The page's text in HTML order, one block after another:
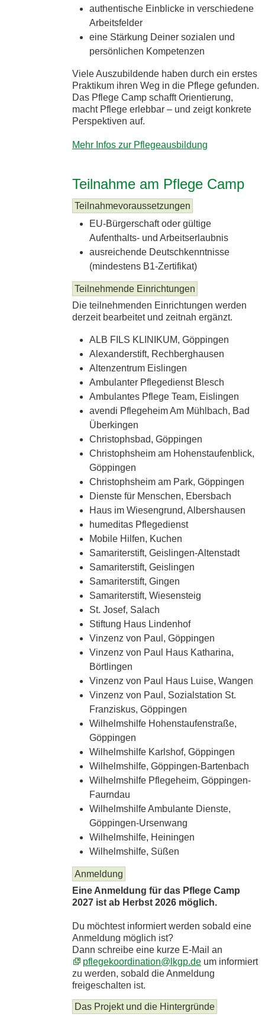
authentische Einblicke in verschiedene
Arbeitsfelder
eine Stärkung Deiner sozialen und
persönlichen Kompetenzen
Viele Auszubildende haben durch ein erstes
Praktikum ihren Weg in die Pflege gefunden.
Das Pflege Camp schafft Orientierung,
macht Pflege erlebbar – und zeigt konkrete
Perspektiven auf.
Mehr Infos zur Pflegeausbildung
Teilnahme am Pflege Camp
Teilnahmevoraussetzungen
EU-Bürgerschaft oder gültige
Aufenthalts- und Arbeitserlaubnis
ausreichende Deutschkenntnisse
(mindestens B1-Zertifikat)
Teilnehmende Einrichtungen
Die teilnehmenden Einrichtungen werden
derzeit bearbeitet und zeitnah ergänzt.
ALB FILS KLINIKUM, Göppingen
Alexanderstift, Rechberghausen
Altenzentrum Eislingen
Ambulanter Pflegedienst Blesch
Ambulantes Pflege Team, Eislingen
avendi Pflegeheim Am Mühlbach, Bad
Überkingen
Christophsbad, Göppingen
Christophsheim am Hohenstaufenblick,
Göppingen
Christophsheim am Park, Göppingen
Dienste für Menschen, Ebersbach
Haus im Wiesengrund, Albershausen
humeditas Pflegedienst
Mobile Hilfen, Kuchen
Samariterstift, Geislingen-Altenstadt
Samariterstift, Geislingen
Samariterstift, Gingen
Samariterstift, Wiesensteig
St. Josef, Salach
Stiftung Haus Lindenhof
Vinzenz von Paul, Göppingen
Vinzenz von Paul Haus Katharina,
Börtlingen
Vinzenz von Paul Haus Luise, Wangen
Vinzenz von Paul, Sozialstation St.
Franziskus, Göppingen
Wilhelmshilfe Hohenstaufenstraße,
Göppingen
Wilhelmshilfe Karlshof, Göppingen
Wilhelmshilfe, Göppingen-Bartenbach
Wilhelmshilfe Pflegeheim, Göppingen-
Faurndau
Wilhelmshilfe Ambulante Dienste,
Göppingen-Ursenwang
Wilhelmshilfe, Heiningen
Wilhelmshilfe, Süßen
Anmeldung
Eine Anmeldung für das Pflege Camp
2027 ist ab Herbst 2026 möglich.
Du möchtest informiert werden sobald eine
Anmeldung möglich ist?
Dann schreibe eine kurze E-Mail an
pflegekoordination@lkgp.de um informiert
zu werden, sobald die Anmeldung
freigeschalten ist.
Das Projekt und die Hintergründe